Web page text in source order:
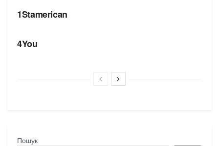
1Stamerican
4You
Пошук